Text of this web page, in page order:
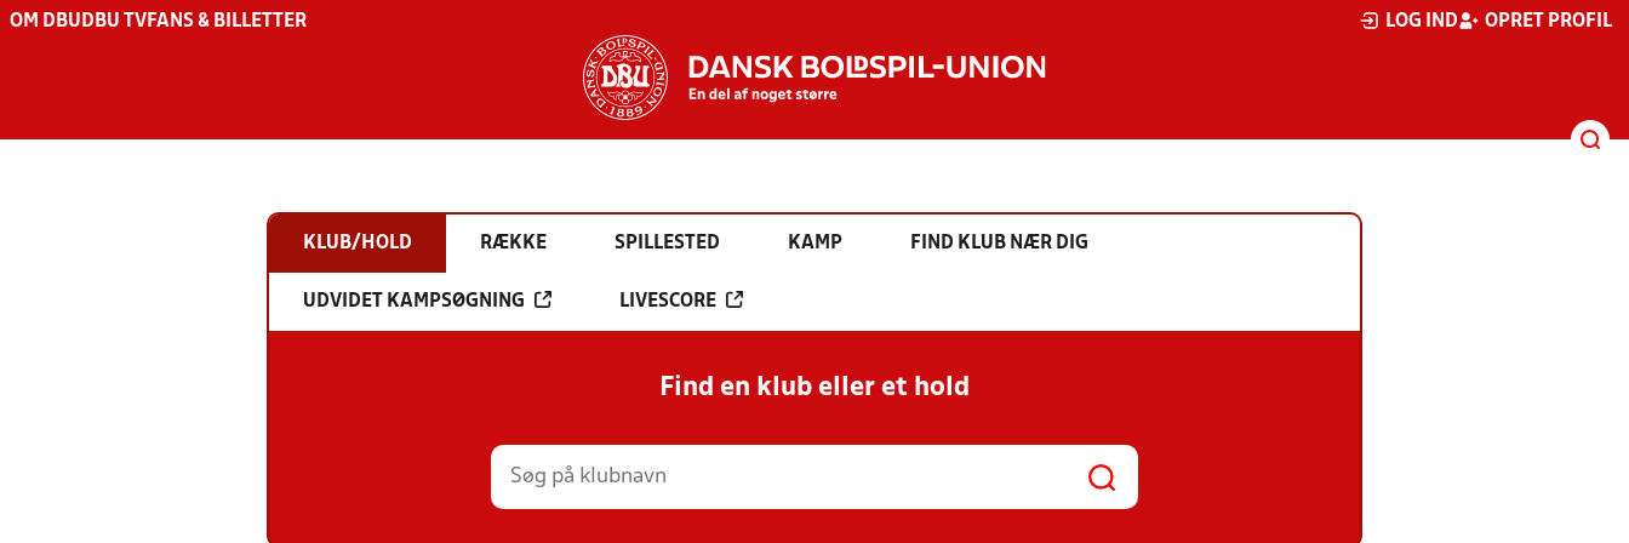
OM DBU DBU TV FANS & BILLETTER LOG IND OPRET PROFIL
KLUB/HOLD RÆKKE SPILLESTED KAMP FIND KLUB NÆR DIG
UDVIDET KAMPSØGNING LIVESCORE
Find en klub eller et hold